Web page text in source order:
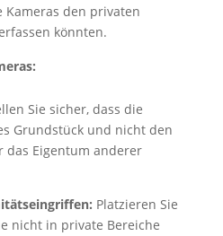
den privaten
könnten.
Sie sicher, dass die
Grundstück und nicht den
das Eigentum anderer
Platzieren Sie
nicht in private Bereiche